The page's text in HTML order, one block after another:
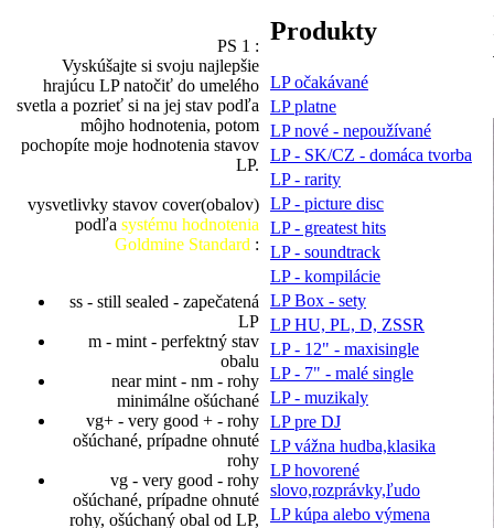
PS 1 :
Vyskúšajte si svoju najlepšie
hrajúcu LP natočiť do umelého
svetla a pozrieť si na jej stav podľa
môjho hodnotenia, potom
pochopíte moje hodnotenia stavov
LP.
vysvetlivky stavov cover(obalov)
podľa systému hodnotenia
Goldmine Standard :
ss - still sealed - zapečatená
LP
m - mint - perfektný stav
obalu
near mint - nm - rohy
minimálne ošúchané
vg+ - very good + - rohy
ošúchané, prípadne ohnuté
rohy
vg - very good - rohy
ošúchané, prípadne ohnuté
rohy, ošúchaný obal od LP,
Produkty
LP očakávané
LP platne
LP nové - nepoužívané
LP - SK/CZ - domáca tvorba
LP - rarity
LP - picture disc
LP - greatest hits
LP - soundtrack
LP - kompilácie
LP Box - sety
LP HU, PL, D, ZSSR
LP - 12" - maxisingle
LP - 7" - malé single
LP - muzikaly
LP pre DJ
LP vážna hudba,klasika
LP hovorené
slovo,rozprávky,ľudo
LP kúpa alebo výmena